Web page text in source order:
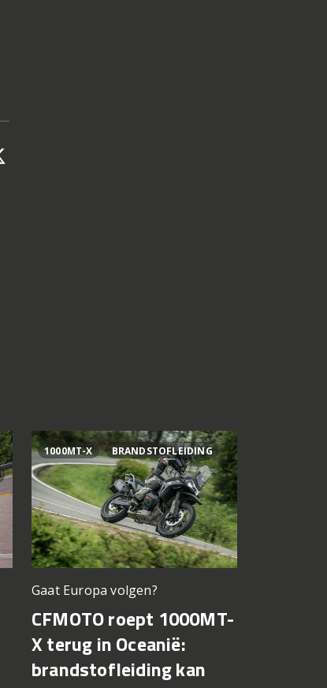
1000MT-X BRANDSTOFLEIDING
Gaat Europa volgen?
CFMOTO roept 1000MT-
X terug in Oceanië:
brandstofleiding kan